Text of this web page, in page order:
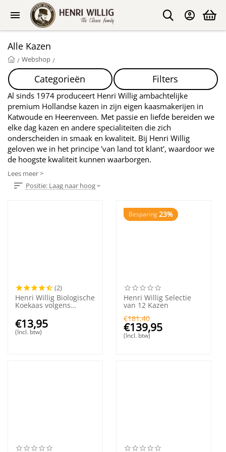
Alle Kazen
/ Webshop /
Categorieën Filters
Al sinds 1974 produceert Henri Willig ambachtelijke
premium Hollandse kazen in zijn eigen kaasmakerijen in
Katwoude en Heerenveen. Met passie en liefde bereiden we
elke dag kazen en andere specialiteiten die zich
onderscheiden in smaak en kwaliteit. Bij Henri Willig
geloven we in het principe 'van land tot klant', waardoor we
de hoogste kwaliteit kunnen waarborgen.
Lees meer >
Positie: Laag naar hoog
(2)
Henri Willig Biologische
Koekaas volgens
Edammer receptuur
380 gram
€13,95
(Incl. btw)
Besparing23%
Henri Willig Selectie
van 12 Kazen
€181,40
€139,95
(Incl. btw)